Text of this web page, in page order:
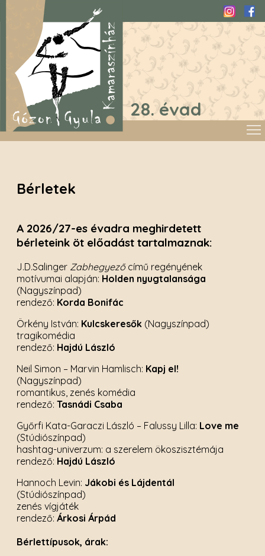
28. évad
Bérletek
A 2026/27-es évadra meghirdetett
bérleteink öt előadást tartalmaznak:
J.D.Salinger Zabhegyezőcímű regényének
motívumai alapján: Holden nyugtalansága
(Nagyszínpad)
rendező: Korda Bonifác
Örkény István: Kulcskeresők(Nagyszínpad)
tragikomédia
rendező: Hajdú László
Neil Simon – Marvin Hamlisch: Kapj el!
(Nagyszínpad)
romantikus, zenés komédia
rendező: Tasnádi Csaba
Győrfi Kata-Garaczi László – Falussy Lilla: Love me
(Stúdiószínpad)
hashtag-univerzum: a szerelem ökoszisztémája
rendező: Hajdú László
Hannoch Levin: Jákobi és Lájdentál
(Stúdiószínpad)
zenés vígjáték
rendező: Árkosi Árpád
Bérlettípusok, árak: